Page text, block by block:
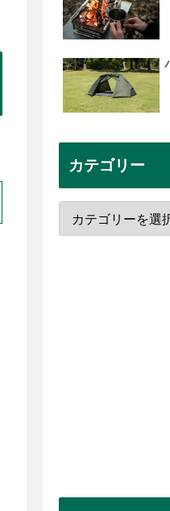
カテゴリー